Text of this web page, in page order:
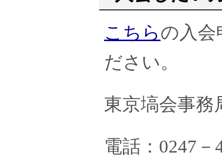
こちらの入会
ださい。
東京塙会事務
電話：0247－